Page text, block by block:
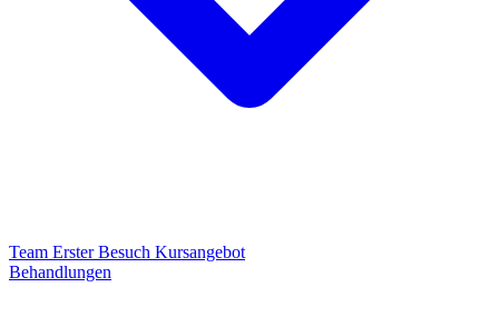
Team Erster Besuch Kursangebot
Behandlungen